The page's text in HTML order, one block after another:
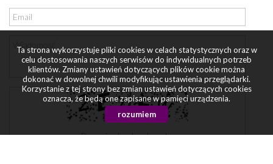
Ta strona wykorzystuje pliki cookies w celach statystycznych oraz w
celu dostosowania naszych serwisów do indywidualnych potrzeb
klientów. Zmiany ustawień dotyczących plików cookie można
dokonać w dowolnej chwili modyfikując ustawienia przeglądarki.
Korzystanie z tej strony bez zmian ustawień dotyczących cookies
oznacza, że będą one zapisane w pamięci urządzenia.
rozumiem